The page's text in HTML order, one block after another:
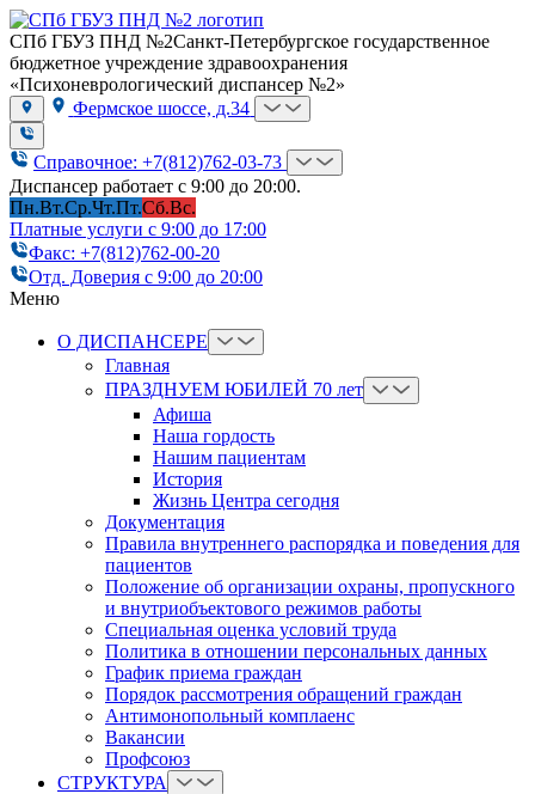
СПб ГБУЗ ПНД №2Санкт-Петербургское государственное
бюджетное учреждение здравоохранения
«Психоневрологический диспансер №2»
Фермское шоссе, д.34
Справочное: +7(812)762-03-73
Диспансер работает с 9:00 до 20:00.
Пн.Вт.Ср.Чт.Пт.Сб.Вс.
Платные услуги с 9:00 до 17:00
Факс: +7(812)762-00-20
Отд. Доверия с 9:00 до 20:00
Меню
О ДИСПАНСЕРЕ
Главная
ПРАЗДНУЕМ ЮБИЛЕЙ 70 лет
Афиша
Наша гордость
Нашим пациентам
История
Жизнь Центра сегодня
Документация
Правила внутреннего распорядка и поведения для
пациентов
Положение об организации охраны, пропускного
и внутриобъектового режимов работы
Cпециальная оценка условий труда
Политика в отношении персональных данных
График приема граждан
Порядок рассмотрения обращений граждан
Антимонопольный комплаенс
Вакансии
Профсоюз
СТРУКТУРА